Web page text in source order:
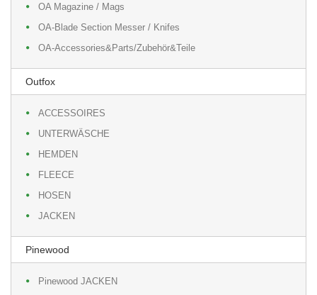
OA Magazine / Mags
OA-Blade Section Messer / Knifes
OA-Accessories&Parts/Zubehör&Teile
Outfox
ACCESSOIRES
UNTERWÄSCHE
HEMDEN
FLEECE
HOSEN
JACKEN
Pinewood
Pinewood JACKEN